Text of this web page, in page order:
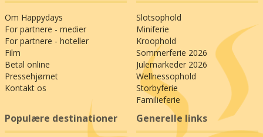
pool med en svømmekanal, en udendørs pool, et
saunaområde, en bistro og mulighed for at
forkæle jer selv med en massagebehandling.
Gå heller ikke glip af et besøg i den magiske
grotte Marienglashöhle uden for Friedrichroda
(11 km), som er en af ​​områdets største
turistattraktioner. Her kan I træde ind i en
fortryllende besøgsgrotte, som er en af ​​de
Om Happydays
For partnere - medier
For partnere - hoteller
Film
Betal online
Pressehjørnet
Kontakt os
Slotsophold
Miniferie
Kroophold
Sommerferie 2026
Julemarkeder 2026
Wellnessophold
Storbyferie
Familieferie
Populære destinationer Generelle links